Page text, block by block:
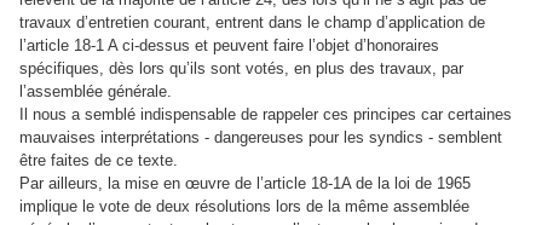
travaux d’entretien courant, entrent dans le champ d’application de
l’article 18-1 A ci-dessus et peuvent faire l’objet d’honoraires
spécifiques, dès lors qu’ils sont votés, en plus des travaux, par
l’assemblée générale.
Il nous a semblé indispensable de rappeler ces principes car certaines
mauvaises interprétations - dangereuses pour les syndics - semblent
être faites de ce texte.
Par ailleurs, la mise en œuvre de l’article 18-1A de la loi de 1965
implique le vote de deux résolutions lors de la même assemblée